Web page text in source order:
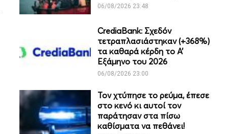
06/08/2026 23:48
CrediaBank: Σχεδόν
τετραπλασιάστηκαν (+368%)
τα καθαρά κέρδη το Α’
Εξάμηνο του 2026
06/08/2026 23:00
Τον χτύπησε το ρεύμα, έπεσε
στο κενό κι αυτοί τον
παράτησαν στα πίσω
καθίσματα να πεθάνει!